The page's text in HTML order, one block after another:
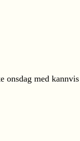
onsdag med